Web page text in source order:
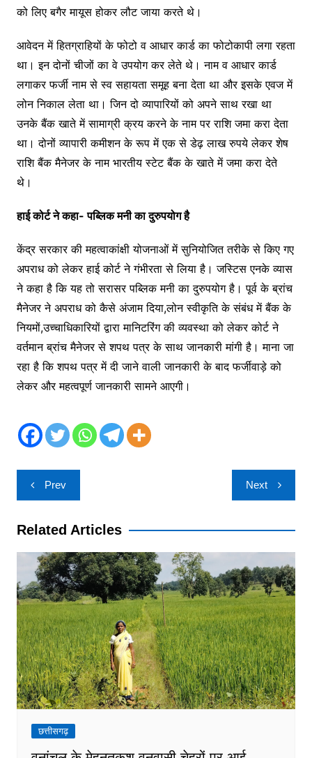
को लिए बगैर मायूस होकर लौट जाया करते थे।
आवेदन में हितग्राहियों के फोटो व आधार कार्ड का फोटोकापी लगा रहता
था। इन दोनों चीजों का वे उपयोग कर लेते थे। नाम व आधार कार्ड
लगाकर फर्जी नाम से स्व सहायता समूह बना देता था और इसके एवज में
लोन निकाल लेता था। जिन दो व्यापारियों को अपने साथ रखा था
उनके बैंक खाते में सामाग्री क्रय करने के नाम पर राशि जमा करा देता
था। दोनों व्यापारी कमीशन के रूप में एक से डेढ़ लाख रुपये लेकर शेष
राशि बैंक मैनेजर के नाम भारतीय स्टेट बैंक के खाते में जमा करा देते
थे।
हाई कोर्ट ने कहा- पब्लिक मनी का दुरुपयोग है
केंद्र सरकार की महत्वाकांक्षी योजनाओं में सुनियोजित तरीके से किए गए
अपराध को लेकर हाई कोर्ट ने गंभीरता से लिया है। जस्टिस एनके व्यास
ने कहा है कि यह तो सरासर पब्लिक मनी का दुरुपयोग है। पूर्व के ब्रांच
मैनेजर ने अपराध को कैसे अंजाम दिया,लोन स्वीकृति के संबंध में बैंक के
नियमों,उच्चाधिकारियों द्वारा मानिटरिंग की व्यवस्था को लेकर कोर्ट ने
वर्तमान ब्रांच मैनेजर से शपथ पत्र के साथ जानकारी मांगी है। माना जा
रहा है कि शपथ पत्र में दी जाने वाली जानकारी के बाद फर्जीवाड़े को
लेकर और महत्वपूर्ण जानकारी सामने आएगी।
Post
navigation
Prev Next
Related Articles
छत्तीसगढ़